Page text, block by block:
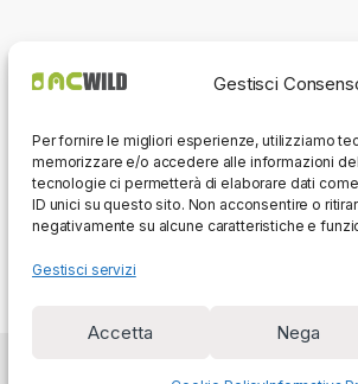
Gestisci
Per fornire le migliori esperienze, utilizziamo
memorizzare e/o accedere alle informazioni
tecnologie ci permetterà di elaborare dati
ID unici su questo sito. Non acconsentire o
negativamente su alcune caratteristiche e
Gestisci servizi
Accetta Nega